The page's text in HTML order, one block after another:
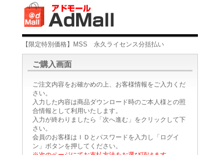
【限定特別価格】MSS 永久ライセンス分括払い
ご購入画面
ご注文内容をお確かめの上、お客様情報をご入力くだ
さい。
入力した内容は商品ダウンロード時のご本人様との照
合情報として利用いたします。
入力が終わりましたら「次へ進む」をクリックして下
さい。
会員のお客様はＩＤとパスワードを入力し「ログイ
ン」ボタンを押してください。